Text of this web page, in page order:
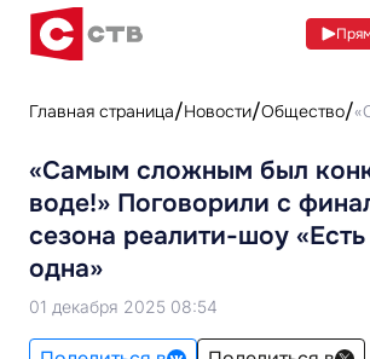
Главная страница Новости Общество
«Самым сложным был
воде!» Поговорили с
сезона реалити-шоу
одна»
01 декабря 2025 08:54